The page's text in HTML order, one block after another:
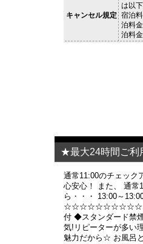
キャンセル規定
は以
宿泊
泊料
泊料
★最大24時間ご利
通常11:00のチェック
心安心！ また、 通常
ら・・・ 13:00～
付 ◆スタンダード禁
気!リピーターが多い
魅力だから☆ お風呂